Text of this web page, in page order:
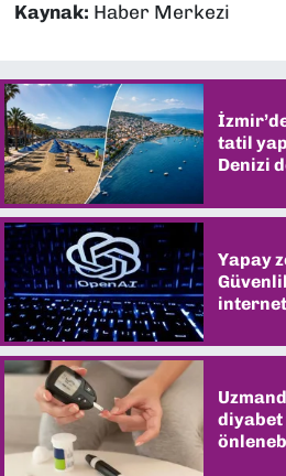
Kaynak: Haber Merkezi
tatil
Denizi
Yapay
diyabet